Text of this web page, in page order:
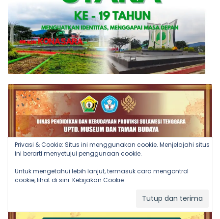
Privasi & Cookie: Situs ini menggunakan cookie. Menjelajahi situs
ini berarti menyetujui penggunaan cookie.
Untuk mengetahui lebih lanjut, termasuk cara mengontrol
cookie, lihat di sini: Kebijakan Cookie